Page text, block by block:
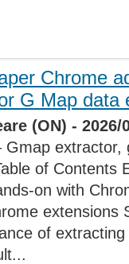
Chrome
G Map data
(ON) - 2026/
extractor,
of Contents
on with
extensions
of